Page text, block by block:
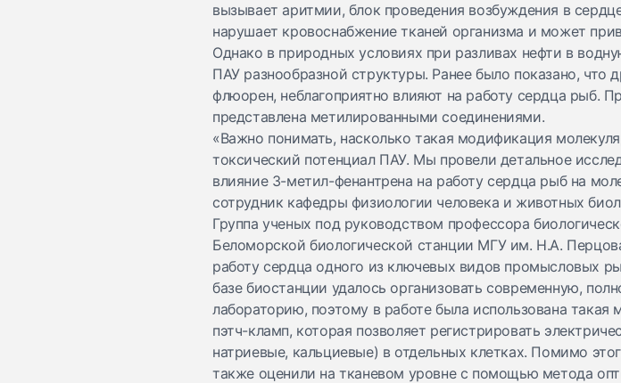
вызывает аритмии, блок проведения возбуждения в
нарушает кровоснабжение тканей организма и может
Однако в природных условиях при разливах нефти в
ПАУ разнообразной структуры. Ранее было показано, что
флюорен, неблагоприятно влияют на работу сердца рыб.
представлена метилированными соединениями.
«Важно понимать, насколько такая модификация
токсический потенциал ПАУ. Мы провели детальное
влияние 3-метил-фенантрена на работу сердца рыб на
сотрудник кафедры физиологии человека и животных
Группа ученых под руководством профессора
Беломорской биологической станции МГУ им. Н.А.
работу сердца одного из ключевых видов промысловых
базе биостанции удалось организовать современную,
лабораторию, поэтому в работе была использована
пэтч-кламп, которая позволяет регистрировать
натриевые, кальциевые) в отдельных клетках. Помимо
также оценили на тканевом уровне с помощью метода